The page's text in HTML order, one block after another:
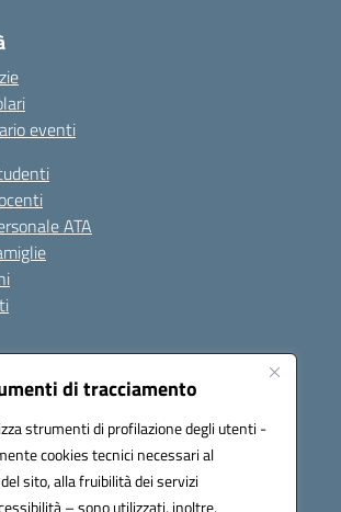
di tracciamento
strumenti di profilazione degli utenti -
cookies tecnici necessari al
sito, alla fruibilità dei servizi
– sono utilizzati, inoltre,
eventi
ATA